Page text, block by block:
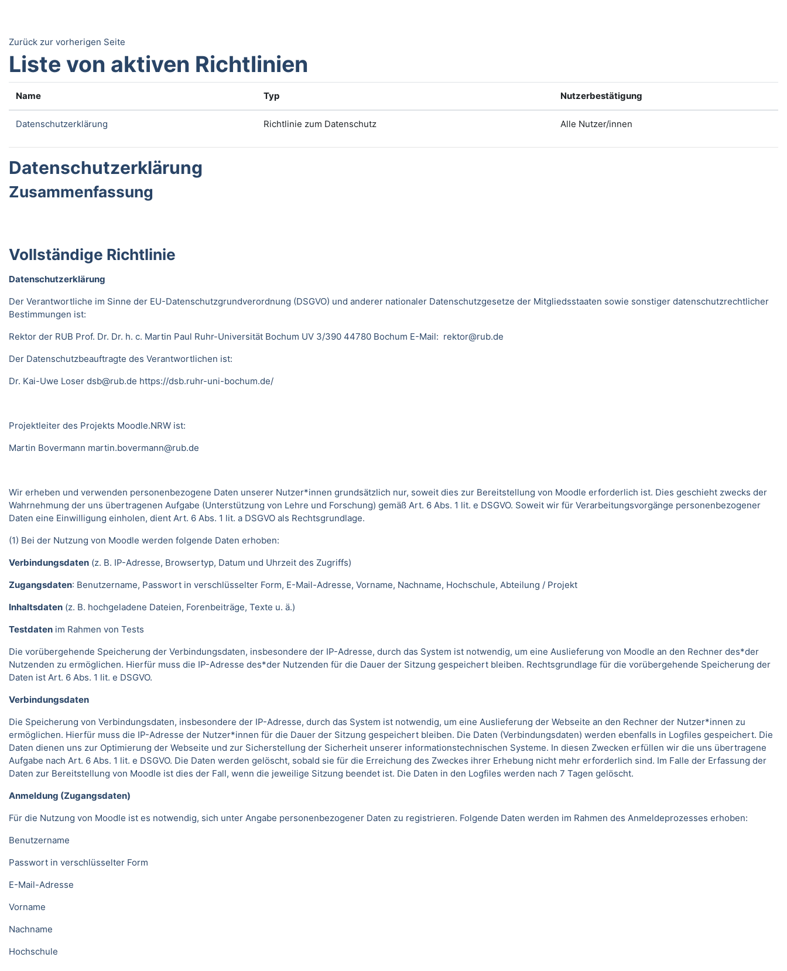
Zurück zur vorherigen Seite
Liste von aktiven Richtlinien
Name Typ Nutzerbestätigung
Datenschutzerklärung Richtlinie zum Datenschutz Alle Nutzer/innen
Datenschutzerklärung
Zusammenfassung
Vollständige Richtlinie
Datenschutzerklärung
Der Verantwortliche im Sinne der EU-Datenschutzgrundverordnung (DSGVO) und anderer nationaler Datenschutzgesetze der Mitgliedsstaaten sowie sonstiger datenschutzrechtlicher
Bestimmungen ist:
Rektor der RUB Prof. Dr. Dr. h. c. Martin Paul Ruhr-Universität Bochum UV 3/390 44780 Bochum E-Mail: rektor@rub.de
Der Datenschutzbeauftragte des Verantwortlichen ist:
Dr. Kai-Uwe Loser dsb@rub.de https://dsb.ruhr-uni-bochum.de/
Projektleiter des Projekts Moodle.NRW ist:
Martin Bovermann martin.bovermann@rub.de
Wir erheben und verwenden personenbezogene Daten unserer Nutzer*innen grundsätzlich nur, soweit dies zur Bereitstellung von Moodle erforderlich ist. Dies geschieht zwecks der
Wahrnehmung der uns übertragenen Aufgabe (Unterstützung von Lehre und Forschung) gemäß Art. 6 Abs. 1 lit. e DSGVO. Soweit wir für Verarbeitungsvorgänge personenbezogener
Daten eine Einwilligung einholen, dient Art. 6 Abs. 1 lit. a DSGVO als Rechtsgrundlage.
(1) Bei der Nutzung von Moodle werden folgende Daten erhoben:
Verbindungsdaten (z. B. IP-Adresse, Browsertyp, Datum und Uhrzeit des Zugriffs)
Zugangsdaten: Benutzername, Passwort in verschlüsselter Form, E-Mail-Adresse, Vorname, Nachname, Hochschule, Abteilung / Projekt
Inhaltsdaten (z. B. hochgeladene Dateien, Forenbeiträge, Texte u. ä.)
Testdaten im Rahmen von Tests
Die vorübergehende Speicherung der Verbindungsdaten, insbesondere der IP-Adresse, durch das System ist notwendig, um eine Auslieferung von Moodle an den Rechner des*der
Nutzenden zu ermöglichen. Hierfür muss die IP-Adresse des*der Nutzenden für die Dauer der Sitzung gespeichert bleiben. Rechtsgrundlage für die vorübergehende Speicherung der
Daten ist Art. 6 Abs. 1 lit. e DSGVO.
Verbindungsdaten
Die Speicherung von Verbindungsdaten, insbesondere der IP-Adresse, durch das System ist notwendig, um eine Auslieferung der Webseite an den Rechner der Nutzer*innen zu
ermöglichen. Hierfür muss die IP-Adresse der Nutzer*innen für die Dauer der Sitzung gespeichert bleiben. Die Daten (Verbindungsdaten) werden ebenfalls in Logfiles gespeichert. Die
Daten dienen uns zur Optimierung der Webseite und zur Sicherstellung der Sicherheit unserer informationstechnischen Systeme. In diesen Zwecken erfüllen wir die uns übertragene
Aufgabe nach Art. 6 Abs. 1 lit. e DSGVO. Die Daten werden gelöscht, sobald sie für die Erreichung des Zweckes ihrer Erhebung nicht mehr erforderlich sind. Im Falle der Erfassung der
Daten zur Bereitstellung von Moodle ist dies der Fall, wenn die jeweilige Sitzung beendet ist. Die Daten in den Logfiles werden nach 7 Tagen gelöscht.
Anmeldung (Zugangsdaten)
Für die Nutzung von Moodle ist es notwendig, sich unter Angabe personenbezogener Daten zu registrieren. Folgende Daten werden im Rahmen des Anmeldeprozesses erhoben:
Benutzername
Passwort in verschlüsselter Form
E-Mail-Adresse
Vorname
Nachname
Hochschule